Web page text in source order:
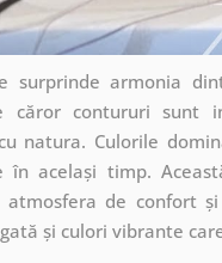
surprinde armonia
contururi sunt
natura. Culorile
în același timp.
de confort
și culori vibrante